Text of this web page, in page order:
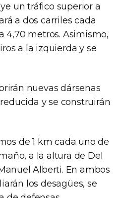
un tráfico superior a
a dos carriles cada
4,70 metros. Asimismo,
a la izquierda y se
nuevas dársenas
y se construirán
de 1 km cada uno de
a la altura de Del
Alberti. En ambos
los desagües, se